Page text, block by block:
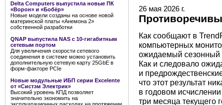
Delta Computers выпустила новые ПК
«Ворон» и «Бобёр»
Новые модели созданы на основе новой
материнской платы «Анемона 2»
собственной разработки
QNAP выпустила NAS с 10-гигабитным
сетевым портом
Для увеличения скорости сетевого
соединения в системе можно установить
дополнительную сетевую карту 25GbE в
форм-факторе PCIe
Новые модульные ИБП серии Excelente
от «Систэм Электрик»
Высокий уровень КПД позволяет
значительно экономить на
26 мая 2026 г.
Как сообщают в
компьютерных
ожидаемый сезонный
Как и следовало
и
что этот результат
в годовом
три месяца текущего